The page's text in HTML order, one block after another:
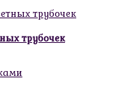
трубочек